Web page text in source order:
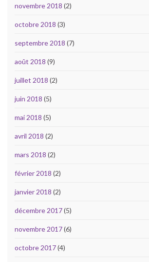
novembre 2018 (2)
octobre 2018 (3)
septembre 2018 (7)
août 2018 (9)
juillet 2018 (2)
juin 2018 (5)
mai 2018 (5)
avril 2018 (2)
mars 2018 (2)
février 2018 (2)
janvier 2018 (2)
décembre 2017(5)
novembre 2017(6)
octobre 2017(4)